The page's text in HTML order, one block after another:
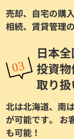
売却、自宅の購
相続、賃貸管理
日本
投資物
取り
北は北海道、南
が可能です。 お
も可能！